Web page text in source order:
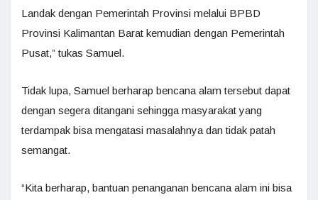
Landak dengan Pemerintah Provinsi melalui BPBD
Provinsi Kalimantan Barat kemudian dengan Pemerintah
Pusat,” tukas Samuel.
Tidak lupa, Samuel berharap bencana alam tersebut dapat
dengan segera ditangani sehingga masyarakat yang
terdampak bisa mengatasi masalahnya dan tidak patah
semangat.
“Kita berharap, bantuan penanganan bencana alam ini bisa